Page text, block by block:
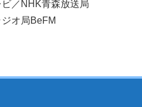
／NHK青森放送局
オ局BeFM